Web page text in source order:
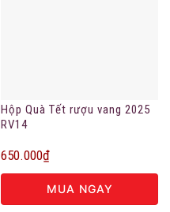
Hộp Quà Tết rượu vang 2025
RV14
650.000₫
MUA NGAY